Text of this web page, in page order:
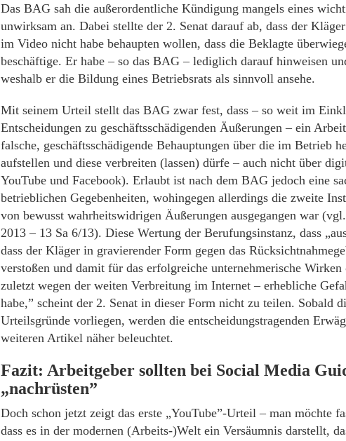
Das BAG sah die außerordentliche Kündigung mangels eines
unwirksam an. Dabei stellte der 2. Senat darauf ab, dass der
im Video nicht habe behaupten wollen, dass die Beklagte
beschäftige. Er habe – so das BAG – lediglich darauf hinweisen
weshalb er die Bildung eines Betriebsrats als sinnvoll ansehe.
Mit seinem Urteil stellt das BAG zwar fest, dass – so weit im
Entscheidungen zu geschäftsschädigenden Äußerungen – ein
falsche, geschäftsschädigende Behauptungen über die im Betrieb
aufstellen und diese verbreiten (lassen) dürfe – auch nicht über
YouTube und Facebook). Erlaubt ist nach dem BAG jedoch eine
betrieblichen Gegebenheiten, wohingegen allerdings die zweite
von bewusst wahrheitswidrigen Äußerungen ausgegangen war
2013 – 13 Sa 6/13). Diese Wertung der Berufungsinstanz, dass
dass der Kläger in gravierender Form gegen das
verstoßen und damit für das erfolgreiche unternehmerische
zuletzt wegen der weiten Verbreitung im Internet – erhebliche
habe,” scheint der 2. Senat in dieser Form nicht zu teilen. Sobald
Urteilsgründe vorliegen, werden die entscheidungstragenden
weiteren Artikel näher beleuchtet.
Fazit: Arbeitgeber sollten bei Social Media
„nachrüsten”
Doch schon jetzt zeigt das erste „YouTube”-Urteil – man möchte
dass es in der modernen (Arbeits-)Welt ein Versäumnis darstellt,